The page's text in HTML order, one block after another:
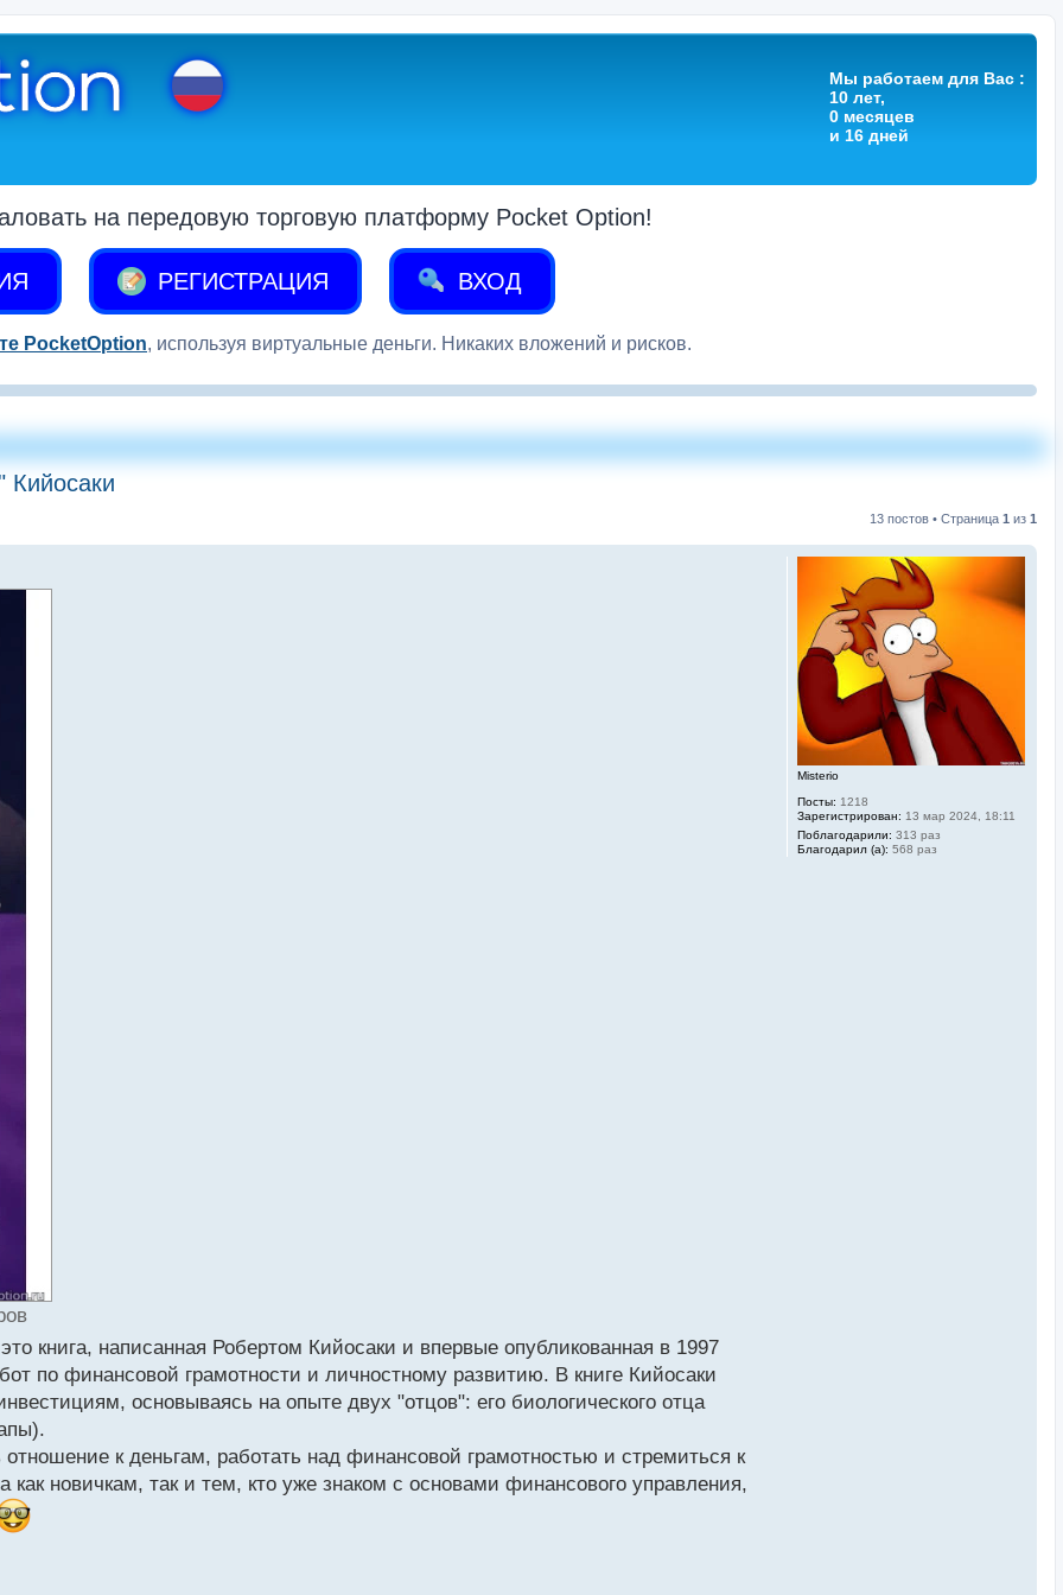
Мы работаем для Вас :
10 лет,
0 месяцев
и 16 дней
на передовую торговую платформу Pocket Option!
РЕГИСТРАЦИЯ ВХОД
PocketOption, используя виртуальные деньги. Никаких вложений и рисков.
13 постов • Страница 1 из 1
Misterio
Посты: 1218
Зарегистрирован: 13 мар 2024, 18:11
Поблагодарили: 313 раз
Благодарил (а): 568 раз
книга, написанная Робертом Кийосаки и впервые опубликованная в 1997
по финансовой грамотности и личностному развитию. В книге Кийосаки
основываясь на опыте двух "отцов": его биологического отца
к деньгам, работать над финансовой грамотностью и стремиться к
новичкам, так и тем, кто уже знаком с основами финансового управления,